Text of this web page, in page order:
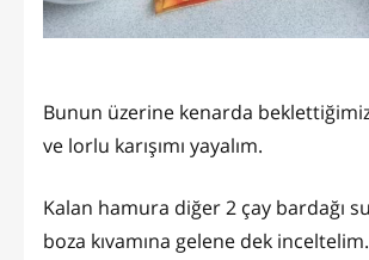
Bunun üzerine kenarda
ve lorlu karışımı yayalım.
Kalan hamura diğer 2 çay bardağı
boza kıvamına gelene dek